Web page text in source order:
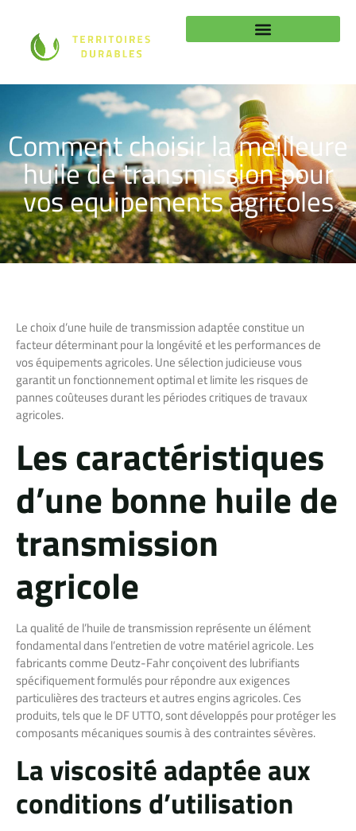
Comment choisir la meilleure
huile de transmission pour
vos equipements agricoles
Le choix d’une huile de transmission adaptée constitue un
facteur déterminant pour la longévité et les performances de
vos équipements agricoles. Une sélection judicieuse vous
garantit un fonctionnement optimal et limite les risques de
pannes coûteuses durant les périodes critiques de travaux
agricoles.
Les caractéristiques
d’une bonne huile de
transmission
agricole
La qualité de l’huile de transmission représente un élément
fondamental dans l’entretien de votre matériel agricole. Les
fabricants comme Deutz-Fahr conçoivent des lubrifiants
spécifiquement formulés pour répondre aux exigences
particulières des tracteurs et autres engins agricoles. Ces
produits, tels que le DF UTTO, sont développés pour protéger les
composants mécaniques soumis à des contraintes sévères.
La viscosité adaptée aux
conditions d’utilisation